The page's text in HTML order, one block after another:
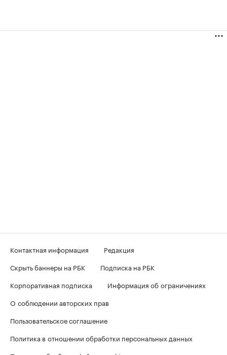
Контактная информация
Редакция
Скрыть баннеры на РБК
Подписка на РБК
Корпоративная подписка
Информация об ограничениях
О соблюдении авторских прав
Пользовательское соглашение
Политика в отношении обработки персональных данных